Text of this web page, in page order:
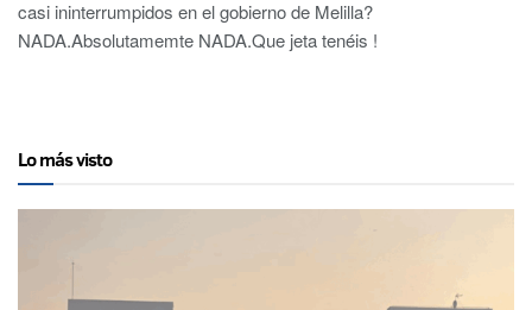
casi ininterrumpidos en el gobierno de Melilla?
NADA.Absolutamemte NADA.Que jeta tenéis !
Lo más visto